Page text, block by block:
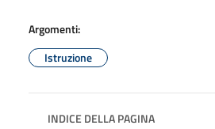
Argomenti:
Istruzione
INDICE DELLA PAGINA